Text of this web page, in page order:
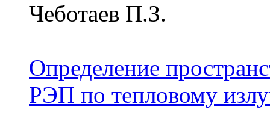
Чеботаев П.З.
Определение
РЭП по тепловому